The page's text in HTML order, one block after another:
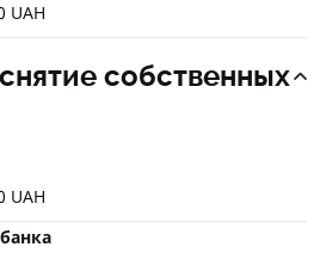
UAH
собственных
UAH